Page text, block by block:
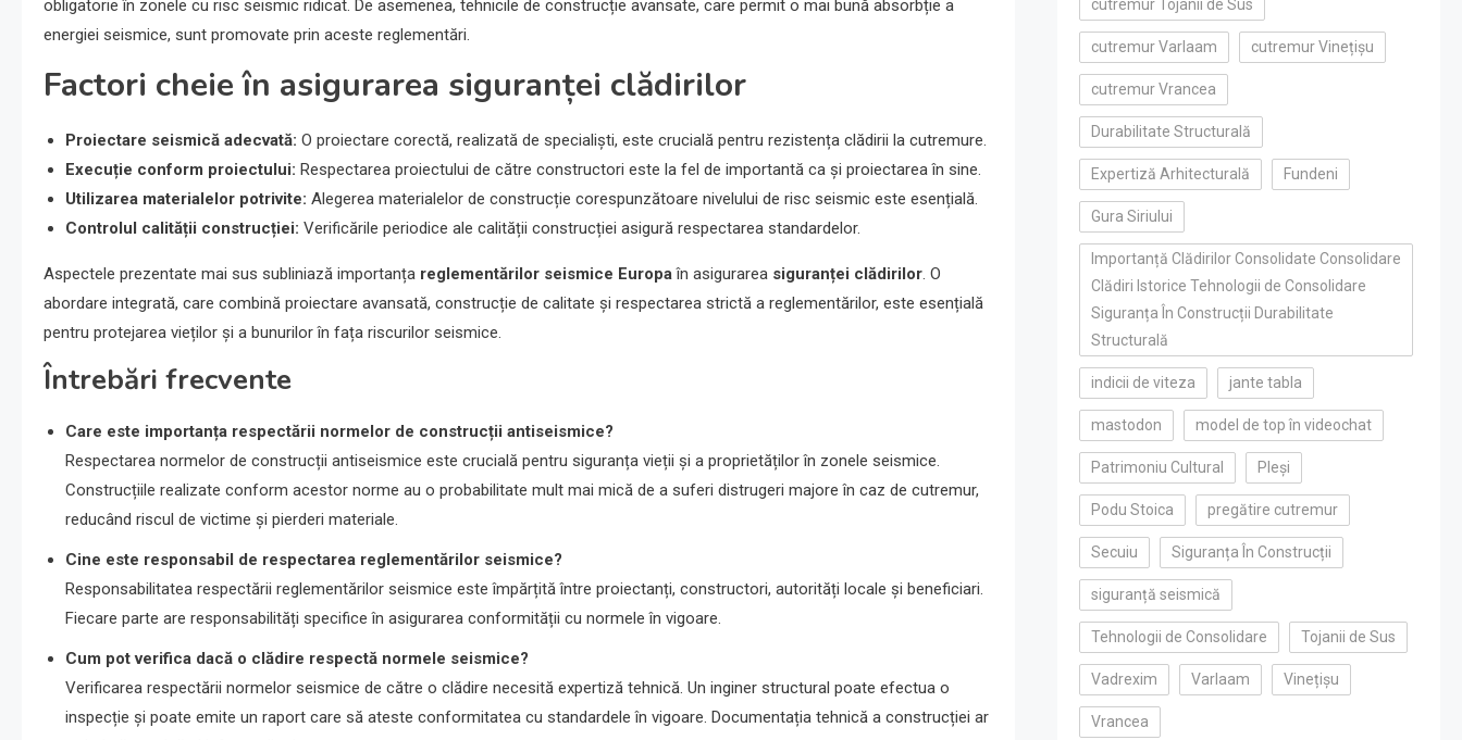
obligatorie în zonele cu risc seismic ridicat. De asemenea, tehnicile de construcție avansate, care permit o mai bună absorbție a
energiei seismice, sunt promovate prin aceste reglementări.
Factori cheie în asigurarea siguranței clădirilor
Proiectare seismică adecvată: O proiectare corectă, realizată de specialiști, este crucială pentru rezistența clădirii la cutremure.
Execuție conform proiectului: Respectarea proiectului de către constructori este la fel de importantă ca și proiectarea în sine.
Utilizarea materialelor potrivite: Alegerea materialelor de construcție corespunzătoare nivelului de risc seismic este esențială.
Controlul calității construcției: Verificările periodice ale calității construcției asigură respectarea standardelor.
Aspectele prezentate mai sus subliniază importanța reglementărilor seismice Europaîn asigurarea siguranței clădirilor. O
abordare integrată, care combină proiectare avansată, construcție de calitate și respectarea strictă a reglementărilor, este esențială
pentru protejarea vieților și a bunurilor în fața riscurilor seismice.
Întrebări frecvente
Care este importanța respectării normelor de construcții antiseismice?
Respectarea normelor de construcții antiseismice este crucială pentru siguranța vieții și a proprietăților în zonele seismice.
Construcțiile realizate conform acestor norme au o probabilitate mult mai mică de a suferi distrugeri majore în caz de cutremur,
reducând riscul de victime și pierderi materiale.
Cine este responsabil de respectarea reglementărilor seismice?
Responsabilitatea respectării reglementărilor seismice este împărțită între proiectanți, constructori, autorități locale și beneficiari.
Fiecare parte are responsabilități specifice în asigurarea conformității cu normele în vigoare.
Cum pot verifica dacă o clădire respectă normele seismice?
Verificarea respectării normelor seismice de către o clădire necesită expertiză tehnică. Un inginer structural poate efectua o
inspecție și poate emite un raport care să ateste conformitatea cu standardele în vigoare. Documentația tehnică a construcției ar
cutremur Tojanii de Sus
cutremur Varlaam cutremur Vinețișu
cutremur Vrancea
Durabilitate Structurală
Expertiză Arhitecturală Fundeni
Gura Siriului
Importanță Clădirilor Consolidate Consolidare
Clădiri Istorice Tehnologii de Consolidare
Siguranța În Construcții Durabilitate
Structurală
indicii de viteza jante tabla
mastodon model de top în videochat
Patrimoniu Cultural Pleși
Podu Stoica pregătire cutremur
Secuiu Siguranța În Construcții
siguranță seismică
Tehnologii de Consolidare Tojanii de Sus
Vadrexim Varlaam Vinețișu
Vrancea